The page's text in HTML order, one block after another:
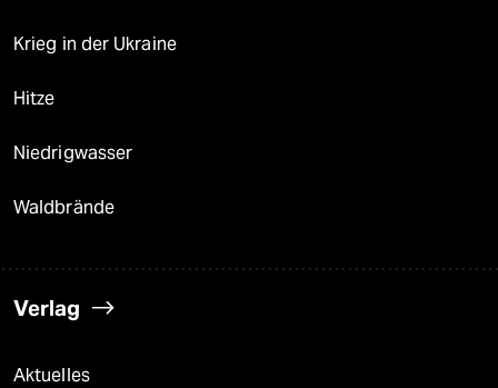
Krieg in der Ukraine
Hitze
Niedrigwasser
Waldbrände
Verlag
Aktuelles